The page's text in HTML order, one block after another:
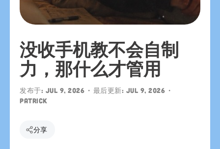
没收手机教不会自制
力，那什么才管用
发布于: Jul 9, 2026 • 最后更新: Jul 9, 2026 •
patrick
分享